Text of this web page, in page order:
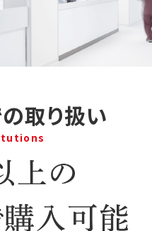
取り扱い